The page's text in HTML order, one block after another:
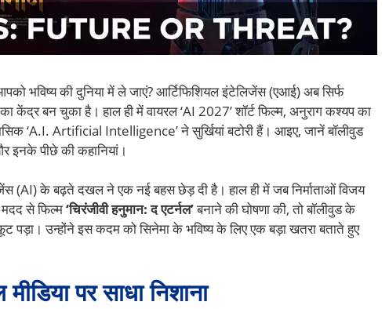
भविष्य की दुनिया में ले जाएं? आर्टिफिशियल इंटेलिजेंस (एआई) अब सिर्फ
केंद्र बन चुका है। हाल ही में वायरल ‘AI 2027’ शॉर्ट फिल्म, अनुराग कश्यप का
‘A.I. Artificial Intelligence’ ने सुर्खियां बटोरी हैं। आइए, जानें बॉलीवुड
इनके पीछे की कहानियां।
(AI) के बढ़ते दखल ने एक नई बहस छेड़ दी है। हाल ही में जब निर्माताओं विजय
से फिल्म‘चिरंजीवी हनुमान: द एटर्नल’बनाने की घोषणा की, तो बॉलीवुड के
पड़ा। उन्होंने इस कदम को सिनेमा के भविष्य के लिए एक बड़ा खतरा बताते हुए
पर साधा निशाना